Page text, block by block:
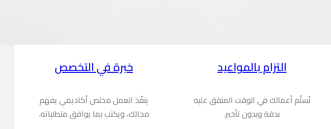
التزام بالمواعيد
نُسلّم أعمالك في الوقت المتفق عليه
بدقة وبدون تأخير.
خبرة في التخصص
ينفّذ العمل مختص أكاديمي يفهم
مجالك، ويكتب بما يوافق متطلباته.